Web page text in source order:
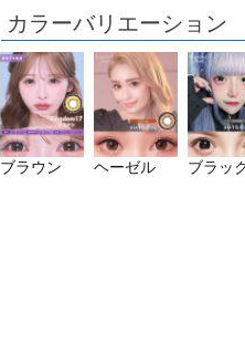
カラーバリエーション
ブラウン ヘーゼル ブラッ